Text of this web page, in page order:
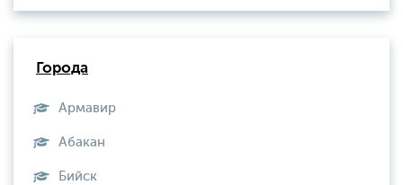
Города
Армавир
Абакан
Бийск